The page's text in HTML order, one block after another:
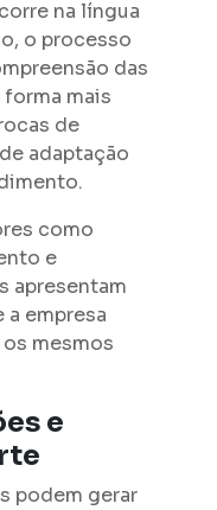
na língua
o processo
das
mais
de
adaptação
como
e
apresentam
empresa
mesmos
e
podem gerar